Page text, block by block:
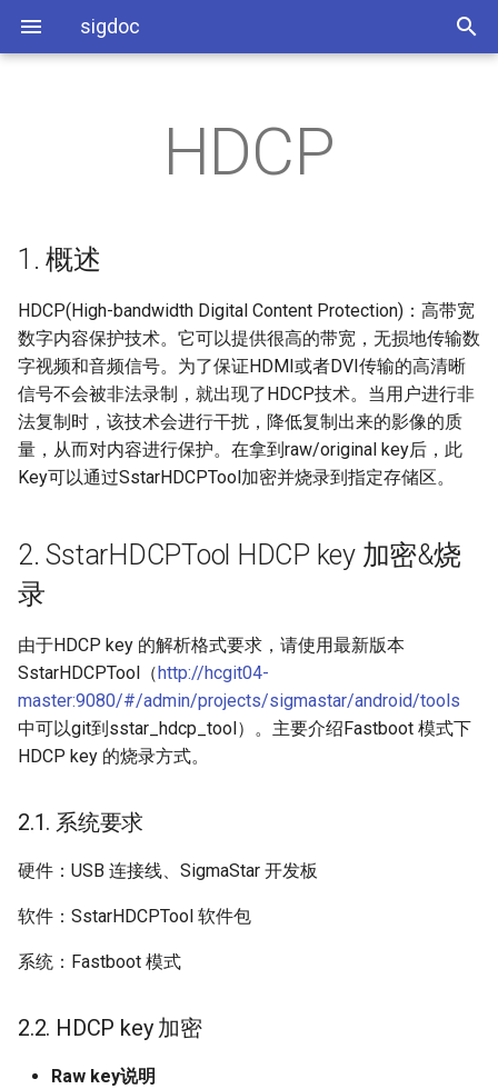
sigdoc
Demo板硬件说明
AI
AO
APC
BF
DSP
GFX
HDMI
HDMI RX
IPU
ISP
IVE
JPD
LDC
MIPITX
SSD_PADMUX参考说明
SSD_GPIO使用参考
SSD_I2C使用参考
SSD_IR使用参考
SSD_PWM使用参考
SSD_PWMOUT&PWMIN使用
SSD_SPI使用参考
SSD_Watchdog使用参考
SSD_Timer使用参考
SSD_RTC使用参考
SSD_SD_EMMC压力测试参
考
SSD_UART使用参考
SSD_Panel配置参考
SSD_MIPI_Sensor配置参考
SSD_Sensor_Driver配置参考
MMAP_Layout布局说明
DTBO功能介绍
DTBO使用参考
BOOTLOGO使用说明
BSP本地接口介绍
SStar Android分区说明
Bootloader_AB分区说明
Android Factory分区介绍
AB分区OTA升级说明
Android多媒体Debug手册
Audio算法介绍
Audio算法参数调节说明
IQ调试环境搭建介绍
ISP软件开发参考
IQ_HDR调试参考指南
PQ调试手册
PQ Debug方法介绍
2.2. HDCP key 加密
3. HDCP v1.4 解析相关API
3.1. hdmirx_hdcp_read
Android OTA 流程介绍 An系统架构和源码目录介
SELinux介绍
Fstab配置说明
新增device配置说明
输入设备配置介绍
AndroidStudio使用参考
Camera启动流程和配置介
SystemControl HAL 介绍
WiFi与BT配置参考
RISCV开发环境使用指南
RISCV_BSP_MOUNRIVER
用参考
RISCV_SPI使用参考
RISCV_UART使用参考
RISCV_PWM使用参考
RISCV_GPIO使用参考
RISCV_RPMsg使用参考
如何单刷镜像
env.img配置说明
如何正确配置defconfig
fastboot常用命令
adb remount和adb push用法
动态UI帧率控制
HDCP
1. 概述
HDCP(High-bandwidth Digital Content Protection)：高带宽
数字内容保护技术。它可以提供很高的带宽，无损地传输数
字视频和音频信号。为了保证HDMI或者DVI传输的高清晰
信号不会被非法录制，就出现了HDCP技术。当用户进行非
法复制时，该技术会进行干扰，降低复制出来的影像的质
量，从而对内容进行保护。在拿到raw/original key后，此
Key可以通过SstarHDCPTool加密并烧录到指定存储区。
2. SstarHDCPTool HDCP key 加密&烧
录
由于HDCP key 的解析格式要求，请使用最新版本
SstarHDCPTool（http://hcgit04-
master:9080/#/admin/projects/sigmastar/android/tools
中可以git到sstar_hdcp_tool）。主要介绍Fastboot 模式下
HDCP key 的烧录方式。
2.1. 系统要求
硬件：USB 连接线、SigmaStar 开发板
软件：SstarHDCPTool 软件包
系统：Fastboot 模式
2.2. HDCP key 加密
Raw key说明